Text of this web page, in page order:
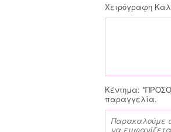
Χειρόγραφη
Κέντημα:
παραγγελία.